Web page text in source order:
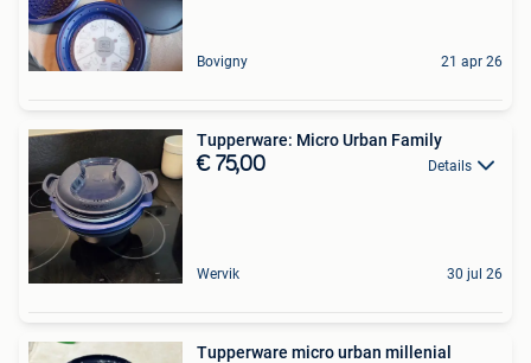
Bovigny 21 apr 26
Tupperware: Micro Urban Family
€ 75,00 Details
Wervik 30 jul 26
Tupperware micro urban millenial